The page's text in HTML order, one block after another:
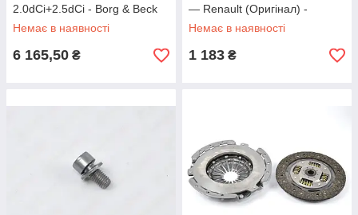
2.0dCi+2.5dCi - Borg & Beck
(Великобритания) - HK2411
Немає в наявності
6 165,50 ₴
— Renault (Оригінал) -
7701071525
Немає в наявності
1 183 ₴